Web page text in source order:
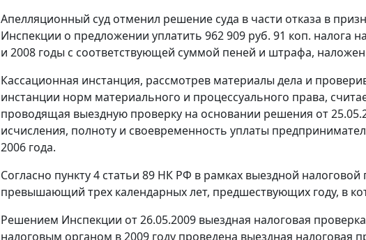
Апелляционный суд отменил решение суда в части отказа в
Инспекции о предложении уплатить 962 909 руб. 91 коп. налога
и 2008 годы с соответствующей суммой пеней и штрафа,
Кассационная инстанция, рассмотрев материалы дела и
инстанции норм материального и процессуального права,
проводящая выездную проверку на основании решения от
исчисления, полноту и своевременность уплаты
2006 года.
Согласно пункту 4 статьи 89 НК РФ в рамках выездной
превышающий трех календарных лет, предшествующих году, в
Решением Инспекции от 26.05.2009 выездная налоговая
налоговым органом в 2009 году проведена выездная налоговая